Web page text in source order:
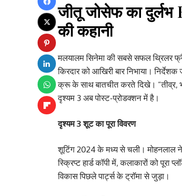
जीतू जोसेफ का दुर्लभ
की कहानी
मलयालम सिनेमा की सबसे सफल थ्रिलर
किरदार को आखिरी बार निभाया।
क्रू के साथ बातचीत करते दिखे। “तीव्र,
दृश्यम 3 अब पोस्ट-प्रोडक्शन में है।
दृश्यम 3 शूट का पूरा विवरण
शूटिंग 2024 के मध्य से चली। मोहनलाल ने
स्क्रिप्ट हार्ड कॉपी में, कलाकारों को
विकास पिछले पार्ट्स के ट्रॉमा से जुड़ा।